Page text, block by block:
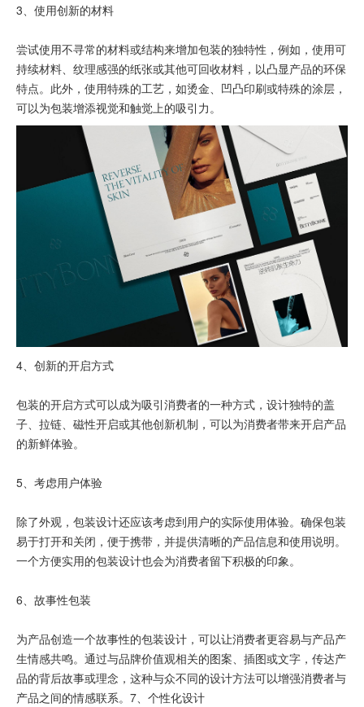
3、使用创新的材料
尝试使用不寻常的材料或结构来增加包装的独特性，例如，使用可
持续材料、纹理感强的纸张或其他可回收材料，以凸显产品的环保
特点。此外，使用特殊的工艺，如烫金、凹凸印刷或特殊的涂层，
可以为包装增添视觉和触觉上的吸引力。
4、创新的开启方式
包装的开启方式可以成为吸引消费者的一种方式，设计独特的盖
子、拉链、磁性开启或其他创新机制，可以为消费者带来开启产品
的新鲜体验。
5、考虑用户体验
除了外观，包装设计还应该考虑到用户的实际使用体验。确保包装
易于打开和关闭，便于携带，并提供清晰的产品信息和使用说明。
一个方便实用的包装设计也会为消费者留下积极的印象。
6、故事性包装
为产品创造一个故事性的包装设计，可以让消费者更容易与产品产
生情感共鸣。通过与品牌价值观相关的图案、插图或文字，传达产
品的背后故事或理念，这种与众不同的设计方法可以增强消费者与
产品之间的情感联系。7、个性化设计